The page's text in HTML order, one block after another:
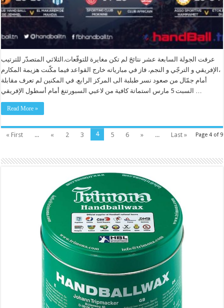
عرفت الجولة السابعة عشر نتائجَ لم تكن مغايرة للتوقّعات.الثلاثي المتصدّر للترتيب
،الإفريقي و الترجّي و النجم، فاز في مبارياته خارج القواعد فيما مكّنت هزيمة المكارم
أمام جمّال من صعود نسر طبلبة الى المركز الرابع. في المكنين لم تعرف مقابلة
السبت 5 مارس استماتة كافية من لاعبي السبورتنغ أمام أسطول الإفريقي …
Read More »
Page 4 of 9
« First ... « 2 3 4 5 6 » ... Last »